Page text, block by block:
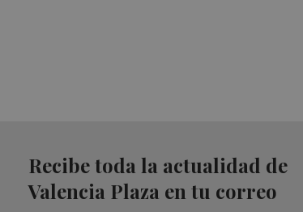
Recibe toda la actualidad de
Valencia Plaza en tu correo